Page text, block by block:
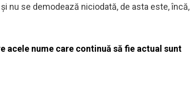
nu se demodează niciodată, de asta este, încă,
acele nume care continuă să fie actual sunt